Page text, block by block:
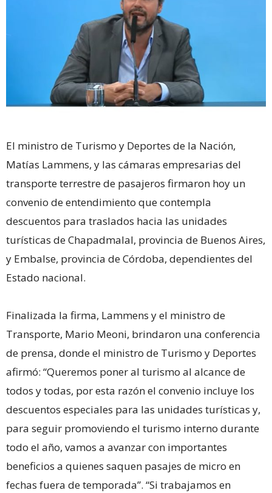
El ministro de Turismo y Deportes de la Nación,
Matías Lammens, y las cámaras empresarias del
transporte terrestre de pasajeros firmaron hoy un
convenio de entendimiento que contempla
descuentos para traslados hacia las unidades
turísticas de Chapadmalal, provincia de Buenos Aires,
y Embalse, provincia de Córdoba, dependientes del
Estado nacional.
Finalizada la firma, Lammens y el ministro de
Transporte, Mario Meoni, brindaron una conferencia
de prensa, donde el ministro de Turismo y Deportes
afirmó: “Queremos poner al turismo al alcance de
todos y todas, por esta razón el convenio incluye los
descuentos especiales para las unidades turísticas y,
para seguir promoviendo el turismo interno durante
todo el año, vamos a avanzar con importantes
beneficios a quienes saquen pasajes de micro en
fechas fuera de temporada”. “Si trabajamos en